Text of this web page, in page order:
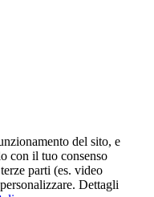
del sito, e
con il tuo consenso
parti (es. video
Dettagli